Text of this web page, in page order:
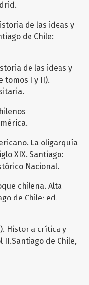
de las ideas y
de Chile:
de las ideas y
tomos I y II).
La oligarquía
XIX. Santiago:
Nacional.
chilena. Alta
de Chile: ed.
Historia crítica y
II.Santiago de Chile,